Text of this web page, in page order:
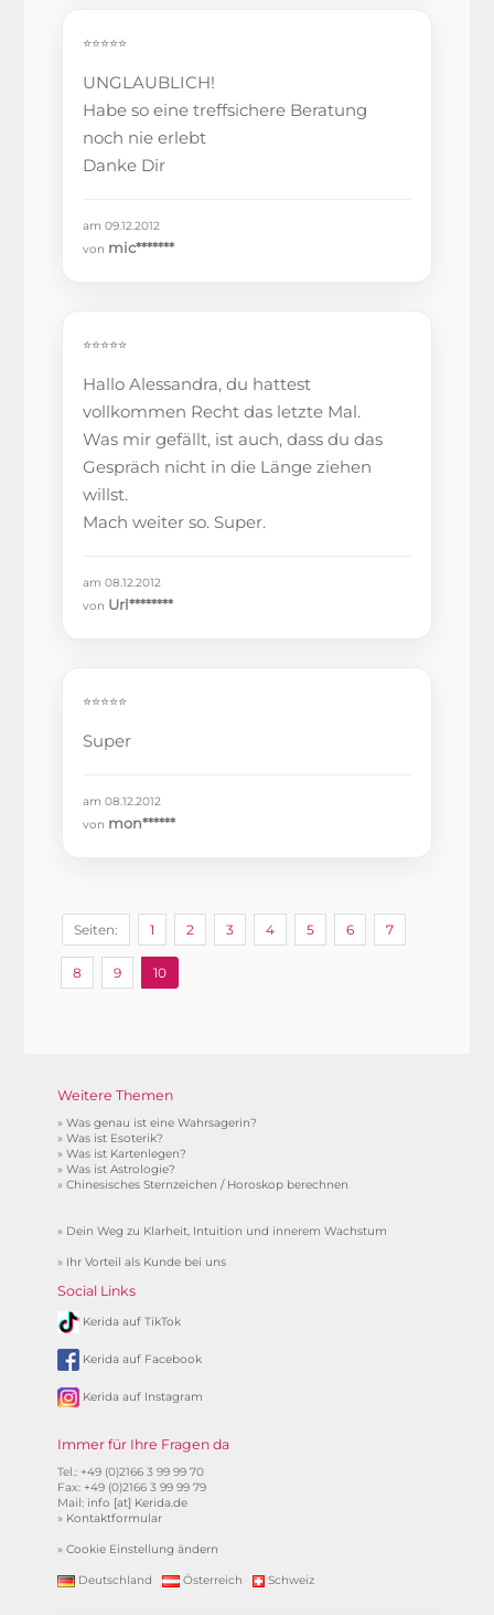
⭐⭐⭐⭐⭐
UNGLAUBLICH!
Habe so eine treffsichere Beratung
noch nie erlebt
Danke Dir
am 09.12.2012
von mic*******
⭐⭐⭐⭐⭐
Hallo Alessandra, du hattest
vollkommen Recht das letzte Mal.
Was mir gefällt, ist auch, dass du das
Gespräch nicht in die Länge ziehen
willst.
Mach weiter so. Super.
am 08.12.2012
von Url********
⭐⭐⭐⭐⭐
Super
am 08.12.2012
von mon******
Seiten: 1 2 3 4 5 6 7
8 9 10
Weitere Themen
»Was genau ist eine Wahrsagerin?
»Was ist Esoterik?
»Was ist Kartenlegen?
»Was ist Astrologie?
»Chinesisches Sternzeichen / Horoskop berechnen
» Dein Weg zu Klarheit, Intuition und innerem Wachstum
» Ihr Vorteil als Kunde bei uns
Social Links
Kerida auf TikTok
Kerida auf Facebook
Kerida auf Instagram
Immer für Ihre Fragen da
Tel.: +49 (0)2166 3 99 99 70
Fax: +49 (0)2166 3 99 99 79
Mail: info [at] Kerida.de
» Kontaktformular
»Cookie Einstellung ändern
Deutschland Österreich Schweiz